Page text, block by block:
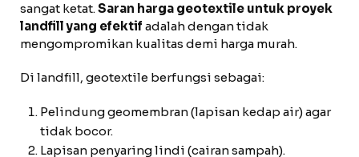
sangat ketat.Saran harga geotextile untuk proyek
landfill yang efektif adalah dengan tidak
mengompromikan kualitas demi harga murah.
Di landfill, geotextile berfungsi sebagai:
Pelindung geomembran (lapisan kedap air) agar
tidak bocor.
Lapisan penyaring lindi (cairan sampah).